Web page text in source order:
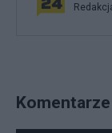
Komentarze